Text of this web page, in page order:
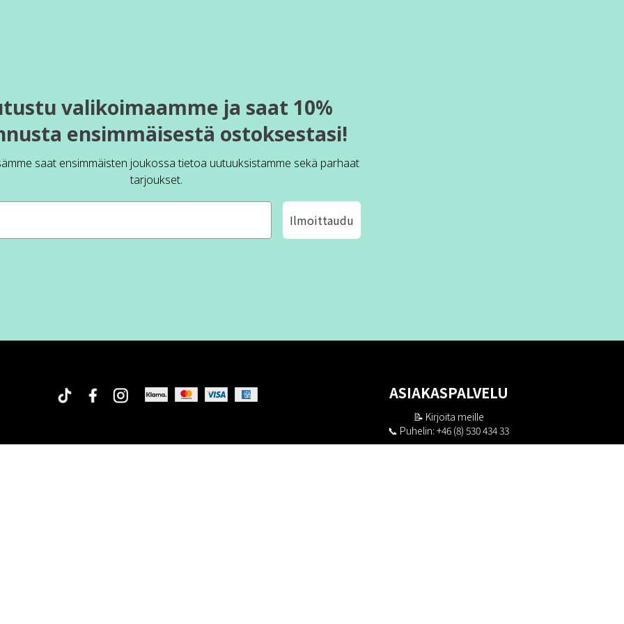
valikoimaamme ja saat 10%
ensimmäisestä ostoksestasi!
saat ensimmäisten joukossa tietoa uutuuksistamme sekä parhaat
tarjoukset.
Ilmoittaudu
ASIAKASPALVELU
📝 Kirjoita meille
📞 Puhelin: +46 (8) 530 434 33
Maanantai - Torstai klo 10.00 - 17.00